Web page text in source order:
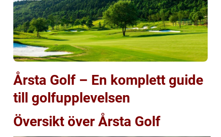
Årsta Golf – En komplett guide
till golfupplevelsen
Översikt över Årsta Golf